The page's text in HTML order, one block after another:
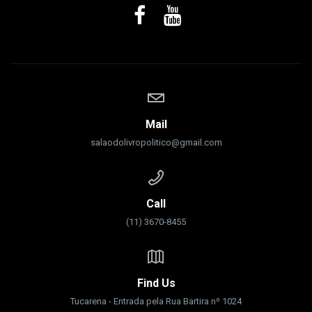
Mail
salaodolivropolitico@gmail.com
Call
(11) 3670-8455
Find Us
Tucarena - Entrada pela Rua Bartira nº 1024